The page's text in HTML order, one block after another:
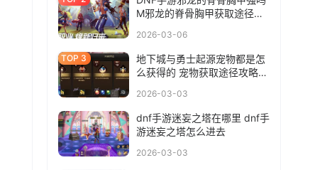
M邪龙的脊骨胸甲获取途径介
2026-03-06
地下城与勇士起源宠物都是怎
么获得的 宠物获取途径攻略大
2026-03-03
dnf手游迷妄之塔在哪里 dnf手
游迷妄之塔怎么进去
2026-03-03